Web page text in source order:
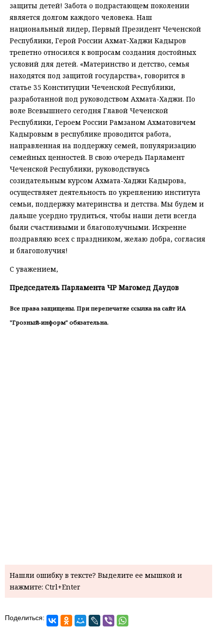
защиты детей! Забота о подрастающем поколении
является долгом каждого человека. Наш
национальный лидер, Первый Президент Чеченской
Республики, Герой России Ахмат-Хаджи Кадыров
трепетно относился к вопросам создания достойных
условий для детей. «Материнство и детство, семья
находятся под защитой государства», говорится в
статье 35 Конституции Чеченской Республики,
разработанной под руководством Ахмата-Хаджи. По
воле Всевышнего сегодня Главой Чеченской
Республики, Героем России Рамзаном Ахматовичем
Кадыровым в республике проводится работа,
направленная на поддержку семей, популяризацию
семейных ценностей. В свою очередь Парламент
Чеченской Республики, руководствуясь
созидательным курсом Ахмата-Хаджи Кадырова,
осуществляет деятельность по укреплению института
семьи, поддержку материнства и детства. Мы будем и
дальше усердно трудиться, чтобы наши дети всегда
были счастливыми и благополучными. Искренне
поздравляю всех с праздником, желаю добра, согласия
и благополучия!
С уважением,
Председатель Парламента ЧР Магомед Даудов
Все права защищены. При перепечатке ссылка на сайт ИА
"Грозный-информ" обязательна.
Нашли ошибку в тексте? Выделите ее мышкой и
нажмите: Ctrl+Enter
Поделиться: